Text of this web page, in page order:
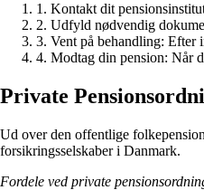
1. Kontakt dit
2. Udfyld nødvendig
3. Vent på behandling: Efter
4. Modtag din pension: Når
Private
Ud over den offentlige
forsikringsselskaber i Danmark.
Fordele ved private